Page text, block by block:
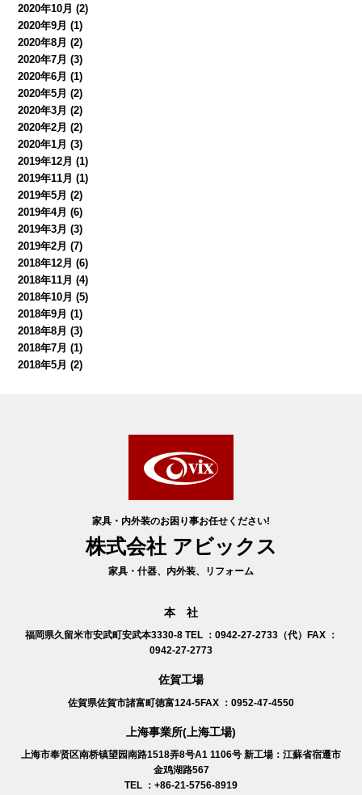
2020年10月 (2)
2020年9月 (1)
2020年8月 (2)
2020年7月 (3)
2020年6月 (1)
2020年5月 (2)
2020年3月 (2)
2020年2月 (2)
2020年1月 (3)
2019年12月 (1)
2019年11月 (1)
2019年5月 (2)
2019年4月 (6)
2019年3月 (3)
2019年2月 (7)
2018年12月 (6)
2018年11月 (4)
2018年10月 (5)
2018年9月 (1)
2018年8月 (3)
2018年7月 (1)
2018年5月 (2)
家具・内外装のお困り事お任せください!
株式会社 アビックス
家具・什器、内外装、リフォーム
本 社
福岡県久留米市安武町安武本3330-8 TEL ：0942-27-2733（代）FAX ：
0942-27-2773
佐賀工場
佐賀県佐賀市諸富町徳富124-5FAX ：0952-47-4550
上海事業所(上海工場)
上海市奉贤区南桥镇望园南路1518弄8号A1 1106号 新工場：江蘇省宿遷市
金鸡湖路567
TEL ：+86-21-5756-8919